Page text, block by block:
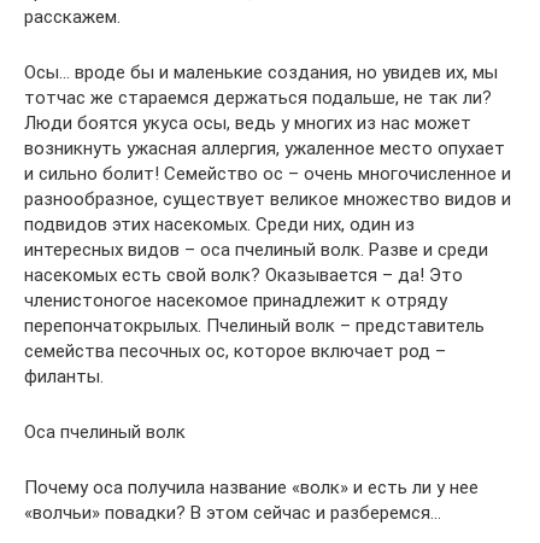
расскажем.
Осы… вроде бы и маленькие создания, но увидев их, мы
тотчас же стараемся держаться подальше, не так ли?
Люди боятся укуса осы, ведь у многих из нас может
возникнуть ужасная аллергия, ужаленное место опухает
и сильно болит! Семейство ос – очень многочисленное и
разнообразное, существует великое множество видов и
подвидов этих насекомых. Среди них, один из
интересных видов – оса пчелиный волк. Разве и среди
насекомых есть свой волк? Оказывается – да! Это
членистоногое насекомое принадлежит к отряду
перепончатокрылых. Пчелиный волк – представитель
семейства песочных ос, которое включает род –
филанты.
Оса пчелиный волк
Почему оса получила название «волк» и есть ли у нее
«волчьи» повадки? В этом сейчас и разберемся…